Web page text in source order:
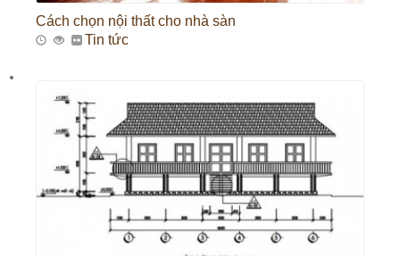
Cách chọn nội thất cho nhà sàn
Tin tức